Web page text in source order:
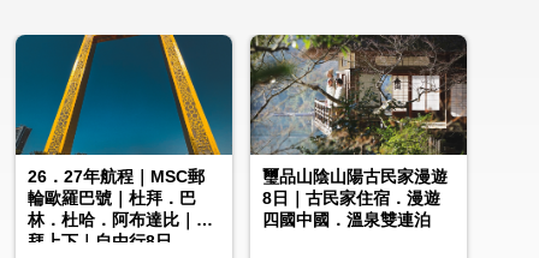
26．27年航程｜MSC郵
輪歐羅巴號｜杜拜．巴
林．杜哈．阿布達比｜杜
拜上下｜自由行8日
璽品山陰山陽古民家漫遊
8日｜古民家住宿．漫遊
四國中國．溫泉雙連泊